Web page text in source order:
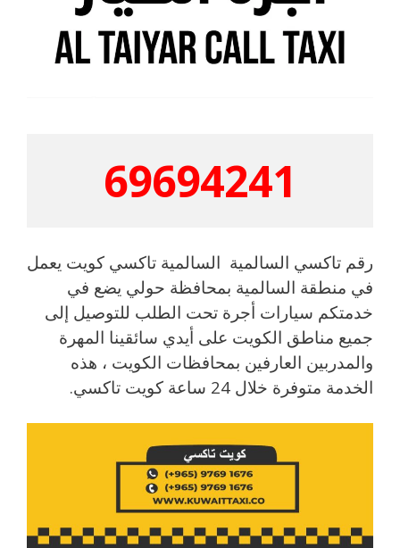
69694241
رقم تاكسي السالمية السالمية تاكسي كويت يعمل
في منطقة السالمية بمحافظة حولي يضع في
خدمتكم سيارات أجرة تحت الطلب للتوصيل إلى
جميع مناطق الكويت على أيدي سائقينا المهرة
والمدربين العارفين بمحافظات الكويت ، هذه
الخدمة متوفرة خلال 24 ساعة كويت تاكسي.